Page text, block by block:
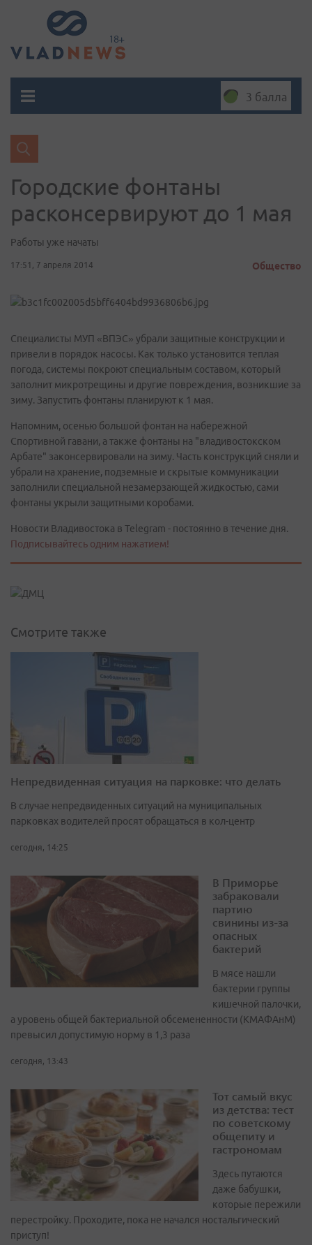
3 балла
Городские фонтаны
расконсервируют до 1 мая
Работы уже начаты
17:51, 7 апреля 2014 Общество
Специалисты МУП «ВПЭС» убрали защитные конструкции и
привели в порядок насосы. Как только установится теплая
погода, системы покроют специальным составом, который
заполнит микротрещины и другие повреждения, возникшие за
зиму. Запустить фонтаны планируют к 1 мая.
Напомним, осенью большой фонтан на набережной
Спортивной гавани, а также фонтаны на "владивостокском
Арбате" законсервировали на зиму. Часть конструкций сняли и
убрали на хранение, подземные и скрытые коммуникации
заполнили специальной незамерзающей жидкостью, сами
фонтаны укрыли защитными коробами.
Новости Владивостока в Telegram - постоянно в течение дня.
Подписывайтесь одним нажатием!
Смотрите также
Непредвиденная ситуация на парковке: что делать
В случае непредвиденных ситуаций на муниципальных
парковках водителей просят обращаться в кол-центр
сегодня, 14:25
В Приморье
забраковали
партию
свинины из-за
опасных
бактерий
В мясе нашли
бактерии группы
кишечной палочки,
а уровень общей бактериальной обсемененности (КМАФАнМ)
превысил допустимую норму в 1,3 раза
сегодня, 13:43
Тот самый вкус
из детства: тест
по советскому
общепиту и
гастрономам
Здесь путаются
даже бабушки,
которые пережили
перестройку. Проходите, пока не начался ностальгический
приступ!